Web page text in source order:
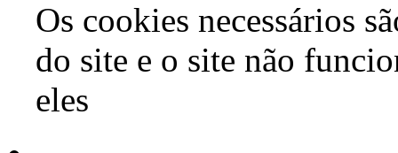
Os cookies necessários
do site e o site não
eles